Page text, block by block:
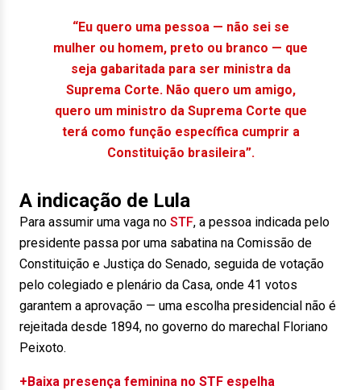
“Eu quero uma pessoa — não sei se
mulher ou homem, preto ou branco — que
seja gabaritada para ser ministra da
Suprema Corte. Não quero um amigo,
quero um ministro da Suprema Corte que
terá como função específica cumprir a
Constituição brasileira”.
A indicação de Lula
Para assumir uma vaga no STF, a pessoa indicada pelo
presidente passa por uma sabatina na Comissão de
Constituição e Justiça do Senado, seguida de votação
pelo colegiado e plenário da Casa, onde 41 votos
garantem a aprovação — uma escolha presidencial não é
rejeitada desde 1894, no governo do marechal Floriano
Peixoto.
+Baixa presença feminina no STF espelha